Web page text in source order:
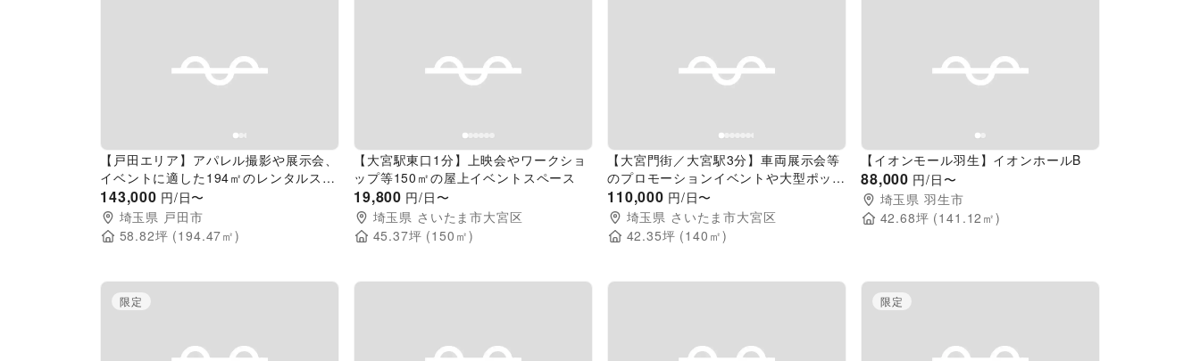
Previous slide
【戸田エリア】アパレル撮影や展示会、
イベントに適した194㎡のレンタルスペ
ース
143,000 円/日〜
埼玉県 戸田市
58.82坪 (194.47㎡)
Previous slide
【大宮駅東口1分】上映会やワークショ
ップ等150㎡の屋上イベントスペース
19,800 円/日〜
埼玉県 さいたま市大宮区
45.37坪 (150 ㎡)
Previous slide
【大宮門街／大宮駅3分】車両展示会等
のプロモーションイベントや大型ポップ
アップに最適な都市型商業施設の軒下に
ある半屋外スペース
110,000 円/日〜
埼玉県 さいたま市大宮区
42.35坪 (140 ㎡)
Previous slide
【イオンモール羽生】イオンホールB
88,000 円/日〜
埼玉県 羽生市
42.68坪 (141.12 ㎡)
限定 限定